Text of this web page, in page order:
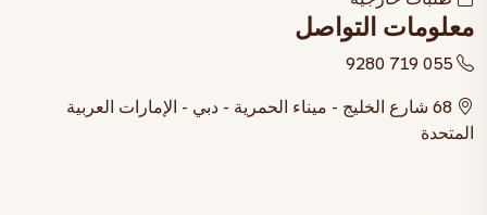
معلومات التواصل
055 719 9280
68 شارع الخليج - ميناء الحمرية - دبي - الإمارات العربية
المتحدة